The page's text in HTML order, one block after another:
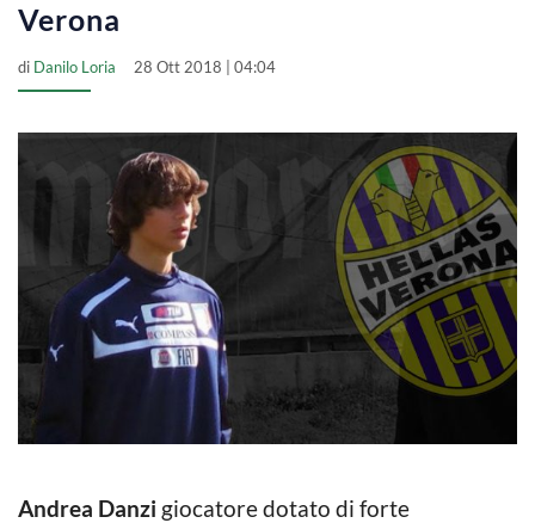
Verona
di Danilo Loria 28 Ott 2018 | 04:04
Andrea Danzi giocatore dotato di forte